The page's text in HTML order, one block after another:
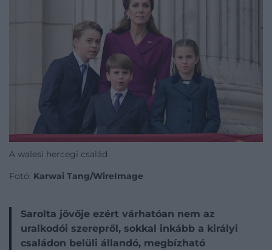
A walesi hercegi család
Fotó: Karwai Tang/WireImage
Sarolta jövője ezért várhatóan nem az
uralkodói szerepről, sokkal inkább a királyi
családon belüli állandó, megbízható